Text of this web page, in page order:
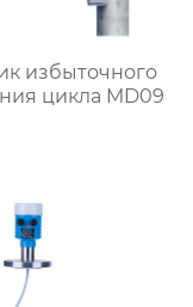
избыточного
цикла MD09